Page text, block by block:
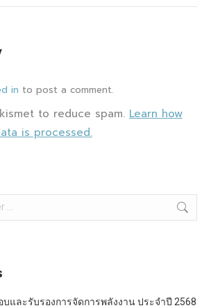
in to post a comment.
to reduce spam. Learn how
is processed.
บและรับรองการจัดการพลังงาน ประจำปี 2568